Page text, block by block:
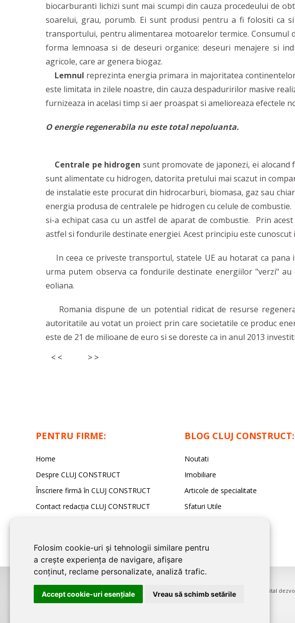
Folosim cookie-uri și tehnologii similare pentru
a crește experiența de navigare, afișare
conținut, reclame personalizate, analiză trafic.
Accept cookie-uri esenţiale Vreau să schimb setările
biocarburanti lichizi sunt mai scumpi din cauza procedeului de
soarelui, grau, porumb. Ei sunt produsi pentru a fi folositi ca
transportului, pentru alimentarea motoarelor termice. Consumul
forma lemnoasa si de deseuri organice: deseuri menajere si
agricole, care ar genera biogaz.
Lemnul reprezinta energia primara in majoritatea continentelor
este limitata in zilele noastre, din cauza despaduririlor masive
furnizeaza in acelasi timp si aer proaspat si amelioreaza efectele
O energie regenerabila nu este total nepoluanta.
Centrale pe hidrogen sunt promovate de japonezi, ei
sunt alimentate cu hidrogen, datorita pretului mai scazut in
de instalatie este procurat din hidrocarburi, biomasa, gaz sau
energia produsa de centralele pe hidrogen cu celule de
si-a echipat casa cu un astfel de aparat de combustie. Prin
astfel si fondurile destinate energiei. Acest principiu este cunoscut
In ceea ce priveste transportul, statele UE au hotarat ca pana
urma putem observa ca fondurile destinate energiilor "verzi"
eoliana.
Romania dispune de un potential ridicat de resurse
autoritatile au votat un proiect prin care societatile ce produc
este de 21 de milioane de euro si se doreste ca in anul 2013
< <
> >
PENTRU FIRME:
Home
Despre CLUJ CONSTRUCT
Înscriere firmă în CLUJ CONSTRUCT
Contact redacția CLUJ CONSTRUCT
BLOG CLUJ CONSTRUCT:
Noutati
Imobiliare
Articole de specialitate
Sfaturi Utile
©2026 CLUJ CONSTRUCT este un serviciu de promovare online pentru firme. Proiect digital